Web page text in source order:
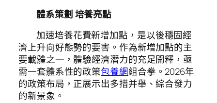
體系策劃 培養亮點
加速培養花費新增加點，是以後穩固經
濟上升向好態勢的要害。作為新增加點的主
要載體之一，體驗經濟潛力的充足開釋，亟
需一套體系性的政策包養網組合拳。2026年
的政策布局，正展示出多措并舉、綜合發力
的新景象。